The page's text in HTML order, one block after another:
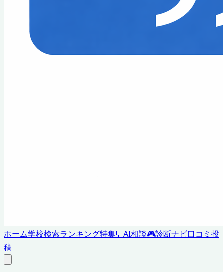
ホーム学校検索ランキング特集💬AI相談🎮診断ナビ口コミ投
稿